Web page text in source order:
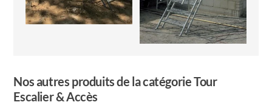
Nos autres produits de la catégorie Tour
Escalier & Accès